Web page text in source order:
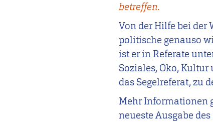
betreffen.
Von der Hilfe bei der
politische genauso
ist er in Referate
Soziales, Öko,
das Segelreferat, zu
Mehr Informationen
neueste Ausgabe